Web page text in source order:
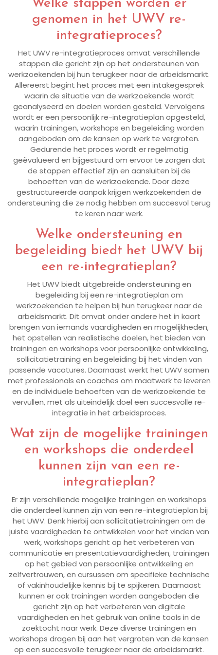
Welke stappen worden er
genomen in het UWV re-
integratieproces?
Het UWV re-integratieproces omvat verschillende
stappen die gericht zijn op het ondersteunen van
werkzoekenden bij hun terugkeer naar de arbeidsmarkt.
Allereerst begint het proces met een intakegesprek
waarin de situatie van de werkzoekende wordt
geanalyseerd en doelen worden gesteld. Vervolgens
wordt er een persoonlijk re-integratieplan opgesteld,
waarin trainingen, workshops en begeleiding worden
aangeboden om de kansen op werk te vergroten.
Gedurende het proces wordt er regelmatig
geëvalueerd en bijgestuurd om ervoor te zorgen dat
de stappen effectief zijn en aansluiten bij de
behoeften van de werkzoekende. Door deze
gestructureerde aanpak krijgen werkzoekenden de
ondersteuning die ze nodig hebben om succesvol terug
te keren naar werk.
Welke ondersteuning en
begeleiding biedt het UWV bij
een re-integratieplan?
Het UWV biedt uitgebreide ondersteuning en
begeleiding bij een re-integratieplan om
werkzoekenden te helpen bij hun terugkeer naar de
arbeidsmarkt. Dit omvat onder andere het in kaart
brengen van iemands vaardigheden en mogelijkheden,
het opstellen van realistische doelen, het bieden van
trainingen en workshops voor persoonlijke ontwikkeling,
sollicitatietraining en begeleiding bij het vinden van
passende vacatures. Daarnaast werkt het UWV samen
met professionals en coaches om maatwerk te leveren
en de individuele behoeften van de werkzoekende te
vervullen, met als uiteindelijk doel een succesvolle re-
integratie in het arbeidsproces.
Wat zijn de mogelijke trainingen
en workshops die onderdeel
kunnen zijn van een re-
integratieplan?
Er zijn verschillende mogelijke trainingen en workshops
die onderdeel kunnen zijn van een re-integratieplan bij
het UWV. Denk hierbij aan sollicitatietrainingen om de
juiste vaardigheden te ontwikkelen voor het vinden van
werk, workshops gericht op het verbeteren van
communicatie en presentatievaardigheden, trainingen
op het gebied van persoonlijke ontwikkeling en
zelfvertrouwen, en cursussen om specifieke technische
of vakinhoudelijke kennis bij te spijkeren. Daarnaast
kunnen er ook trainingen worden aangeboden die
gericht zijn op het verbeteren van digitale
vaardigheden en het gebruik van online tools in de
zoektocht naar werk. Deze diverse trainingen en
workshops dragen bij aan het vergroten van de kansen
op een succesvolle terugkeer naar de arbeidsmarkt.